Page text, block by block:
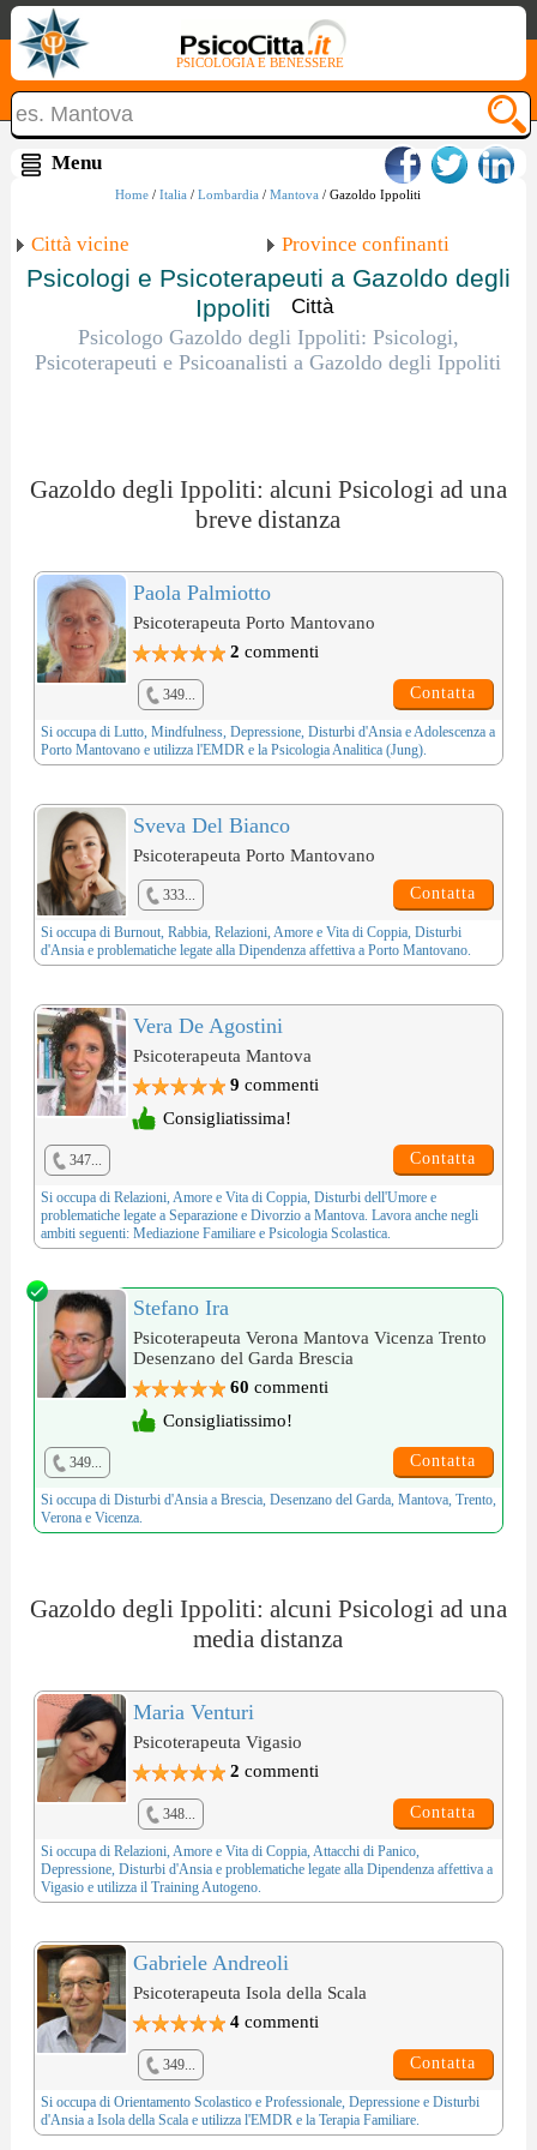
PSICOLOGIA E BENESSERE
Home /Italia /Lombardia /Mantova / Gazoldo Ippoliti
Città vicine Province confinanti
Psicologi e Psicoterapeuti a Gazoldo degli
Ippoliti
Città
Psicologo Gazoldo degli Ippoliti: Psicologi,
Psicoterapeuti e Psicoanalisti a Gazoldo degli Ippoliti
Gazoldo degli Ippoliti: alcuni Psicologi ad una
breve distanza
Paola Palmiotto
Psicoterapeuta Porto Mantovano
2 commenti
349... Contatta
Si occupa di Lutto, Mindfulness, Depressione, Disturbi d'AnsiaeAdolescenzaa
Porto Mantovano e utilizza l'EMDRe la Psicologia Analitica (Jung).
Sveva Del Bianco
Psicoterapeuta Porto Mantovano
333... Contatta
Si occupa di Burnout, Rabbia, Relazioni, Amore e Vita di Coppia, Disturbi
d'Ansiae problematiche legate alla Dipendenza affettivaa Porto Mantovano.
Vera De Agostini
Psicoterapeuta Mantova
9 commenti
Consigliatissima!
347... Contatta
Si occupa di Relazioni, Amore e Vita di Coppia, Disturbi dell'Umoree
problematiche legate a Separazione e Divorzioa Mantova. Lavora anche negli
ambiti seguenti: Mediazione Familiaree Psicologia Scolastica.
Stefano Ira
Psicoterapeuta Verona Mantova Vicenza Trento
Desenzano del Garda Brescia
60 commenti
Consigliatissimo!
349... Contatta
Si occupa di Disturbi d'Ansiaa Brescia, Desenzano del Garda, Mantova, Trento,
Verona e Vicenza.
Gazoldo degli Ippoliti: alcuni Psicologi ad una
media distanza
Maria Venturi
Psicoterapeuta Vigasio
2 commenti
348... Contatta
Si occupa di Relazioni, Amore e Vita di Coppia, Attacchi di Panico,
Depressione, Disturbi d'Ansiae problematiche legate alla Dipendenza affettivaa
Vigasio e utilizza il Training Autogeno.
Gabriele Andreoli
Psicoterapeuta Isola della Scala
4commenti
349... Contatta
Si occupa di Orientamento Scolastico e Professionale, Depressionee Disturbi
d'Ansiaa Isola della Scala e utilizza l'EMDRe la Terapia Familiare.